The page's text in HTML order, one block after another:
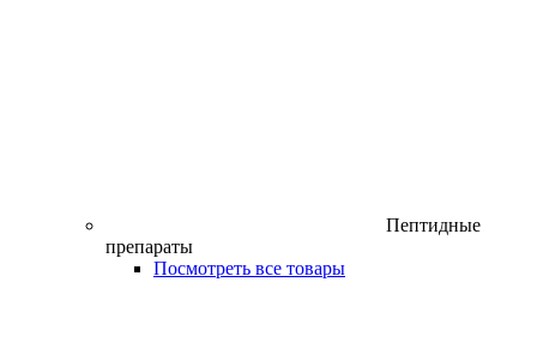
Пептидные
препараты
Посмотреть все товары